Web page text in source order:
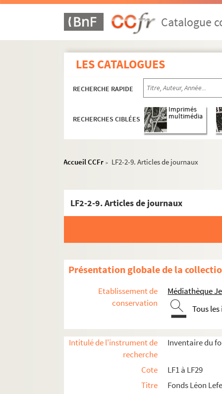
Catalogue
LES CATALOGUES
RECHERCHE RAPIDE
RECHERCHES CIBLÉES
Imprimés
multimédia
Accueil CCFr > LF2-2-9. Articles de journaux
LF2-2-9. Articles de journaux
Présentation globale de la
Etablissement de
conservation
Médiathèque
Tous
Intitulé de l'instrument de
recherche
Inventaire du
Cote
LF1 à LF29
Titre
Fonds Léon
LF2. Le théâtre de Lille
LF2-1. Documents du théâtre de Lille
LF2-2. Incendie du théâtre, 1903
LF2-2-1. Brochure sur les incendies